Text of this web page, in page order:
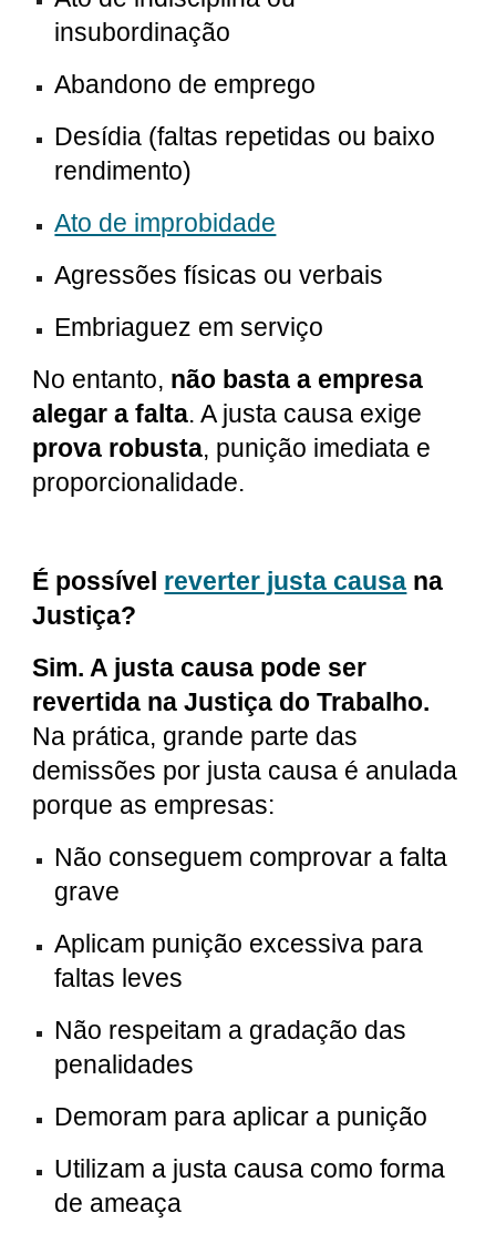
insubordinação
Abandono de emprego
Desídia (faltas repetidas ou baixo
rendimento)
Ato de improbidade
Agressões físicas ou verbais
Embriaguez em serviço
No entanto, não basta a empresa
alegar a falta. A justa causa exige
prova robusta, punição imediata e
proporcionalidade.
É possível reverter justa causa na
Justiça?
Sim. A justa causa pode ser
revertida na Justiça do Trabalho.
Na prática, grande parte das
demissões por justa causa é anulada
porque as empresas:
Não conseguem comprovar a falta
grave
Aplicam punição excessiva para
faltas leves
Não respeitam a gradação das
penalidades
Demoram para aplicar a punição
Utilizam a justa causa como forma
de ameaça